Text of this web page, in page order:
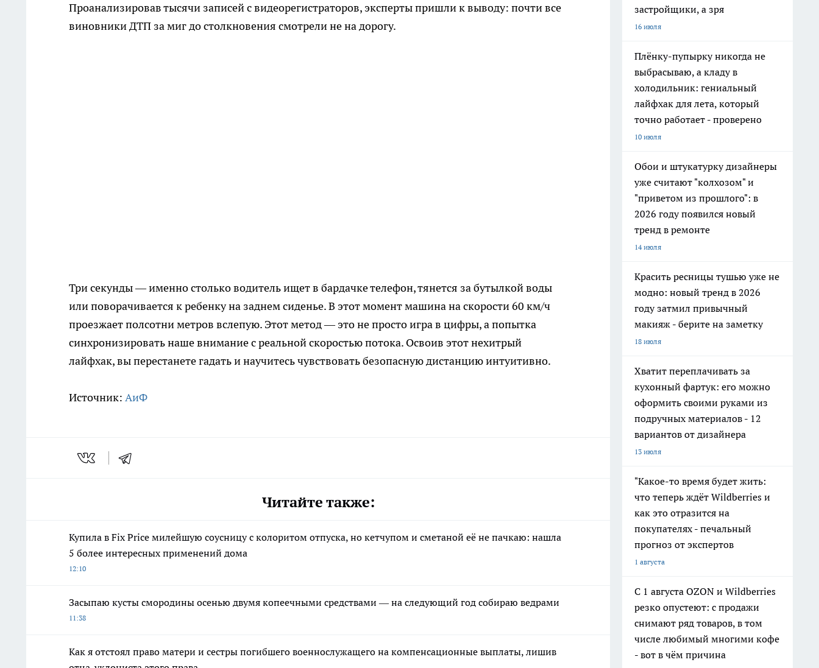
Проанализировав тысячи записей с видеорегистраторов, эксперты пришли к выводу: почти все
виновники ДТП за миг до столкновения смотрели не на дорогу.
Три секунды — именно столько водитель ищет в бардачке телефон, тянется за бутылкой воды
или поворачивается к ребенку на заднем сиденье. В этот момент машина на скорости 60 км/ч
проезжает полсотни метров вслепую. Этот метод — это не просто игра в цифры, а попытка
синхронизировать наше внимание с реальной скоростью потока. Освоив этот нехитрый
лайфхак, вы перестанете гадать и научитесь чувствовать безопасную дистанцию интуитивно.
Источник: АиФ
Читайте также:
Купила в Fix Price милейшую соусницу с колоритом отпуска, но кетчупом и сметаной её не пачкаю: нашла
5 более интересных применений дома
12:10
Засыпаю кусты смородины осенью двумя копеечными средствами — на следующий год собираю ведрами
11:38
Как я отстоял право матери и сестры погибшего военнослужащего на компенсационные выплаты, лишив
застройщики, а зря
16 июля
Плёнку-пупырку никогда не
выбрасываю, а кладу в
холодильник: гениальный
лайфхак для лета, который
точно работает - проверено
10 июля
Обои и штукатурку дизайнеры
уже считают "колхозом" и
"приветом из прошлого": в
2026 году появился новый
тренд в ремонте
14 июля
Красить ресницы тушью уже не
модно: новый тренд в 2026
году затмил привычный
макияж - берите на заметку
18 июля
Хватит переплачивать за
кухонный фартук: его можно
оформить своими руками из
подручных материалов - 12
вариантов от дизайнера
13 июля
"Какое-то время будет жить:
что теперь ждёт Wildberries и
как это отразится на
покупателях - печальный
прогноз от экспертов
1 августа
С 1 августа OZON и Wildberries
резко опустеют: с продажи
снимают ряд товаров, в том
числе любимый многими кофе
- вот в чём причина